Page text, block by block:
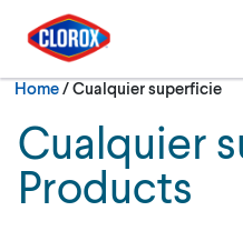
Skip to main navigation
Skip to content
Skip to footer
Home/Current:
Cualquier superficie
Cualquier
Products